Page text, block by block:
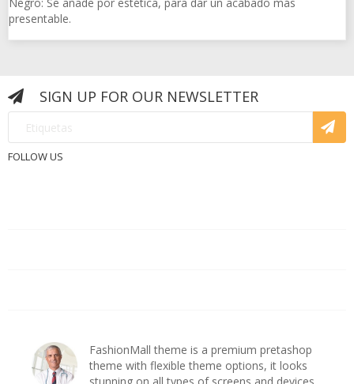
Negro: Se añade por estética, para dar un acabado más
presentable.
SIGN UP FOR OUR NEWSLETTER
FOLLOW US
FashionMall theme is a premium pretashop
theme with flexible theme options, it looks